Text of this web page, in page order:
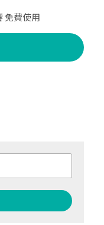
免費使用